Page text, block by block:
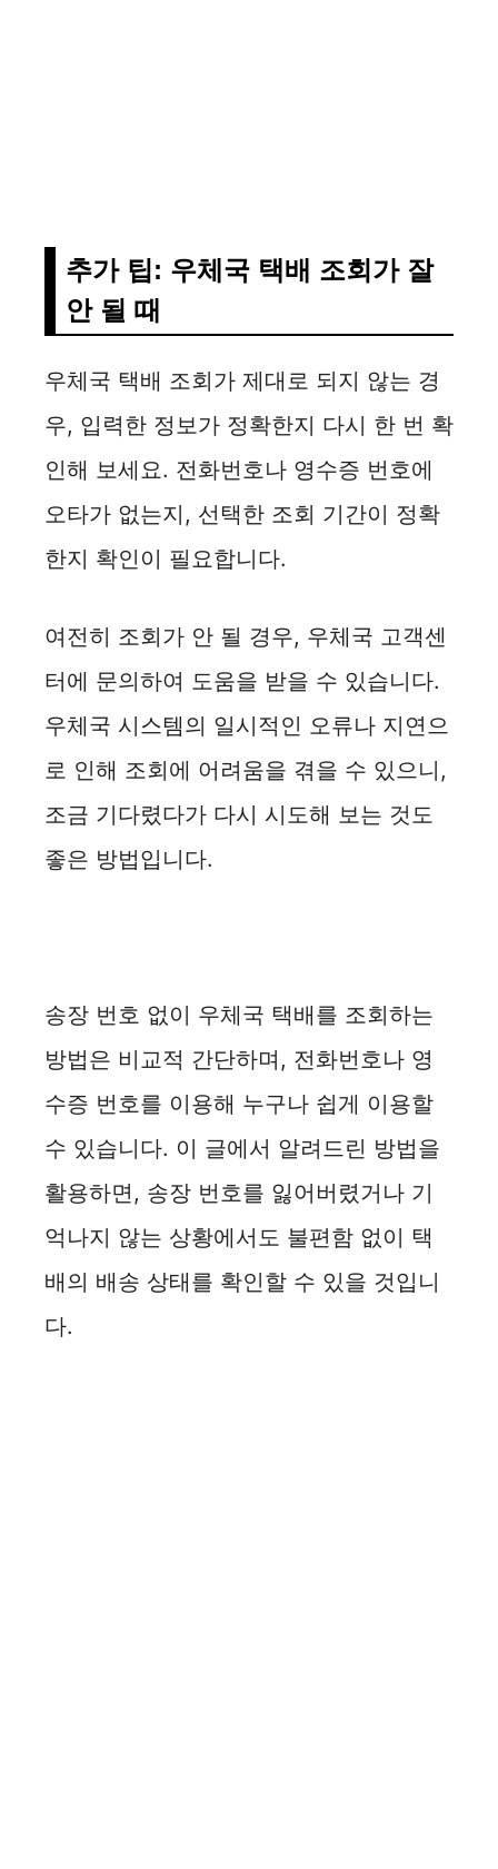
추가 팁: 우체국 택배 조회가 잘
안 될 때
우체국 택배 조회가 제대로 되지 않는 경
우, 입력한 정보가 정확한지 다시 한 번 확
인해 보세요. 전화번호나 영수증 번호에
오타가 없는지, 선택한 조회 기간이 정확
한지 확인이 필요합니다.
여전히 조회가 안 될 경우, 우체국 고객센
터에 문의하여 도움을 받을 수 있습니다.
우체국 시스템의 일시적인 오류나 지연으
로 인해 조회에 어려움을 겪을 수 있으니,
조금 기다렸다가 다시 시도해 보는 것도
좋은 방법입니다.
송장 번호 없이 우체국 택배를 조회하는
방법은 비교적 간단하며, 전화번호나 영
수증 번호를 이용해 누구나 쉽게 이용할
수 있습니다. 이 글에서 알려드린 방법을
활용하면, 송장 번호를 잃어버렸거나 기
억나지 않는 상황에서도 불편함 없이 택
배의 배송 상태를 확인할 수 있을 것입니
다.